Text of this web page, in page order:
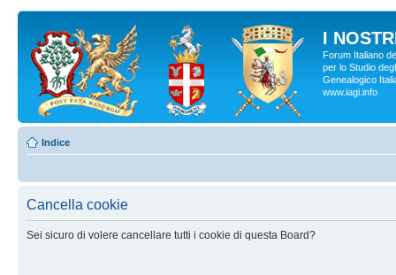
I
Forum Italiano
per lo Studio
Genealogico
www.iagi.info
Indice
Cancella cookie
Sei sicuro di volere cancellare tutti i cookie di questa Board?